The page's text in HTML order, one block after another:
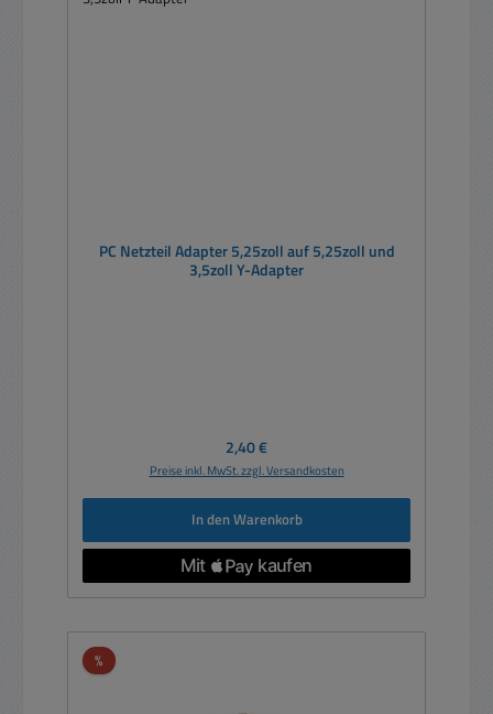
PC Netzteil Adapter 5,25zoll auf 5,25zoll und
3,5zoll Y-Adapter
Regulärer Preis:
2,40 €
Preise inkl. MwSt. zzgl. Versandkosten
In den Warenkorb
%Rabatt